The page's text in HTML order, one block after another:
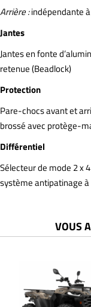
Arrière :indépendante
Jantes
Jantes en fonte
retenue (Beadlock)
Protection
Pare-chocs avant et
brossé avec protège-
Différentiel
Sélecteur de mode 2 x
système antipatinage
VOUS